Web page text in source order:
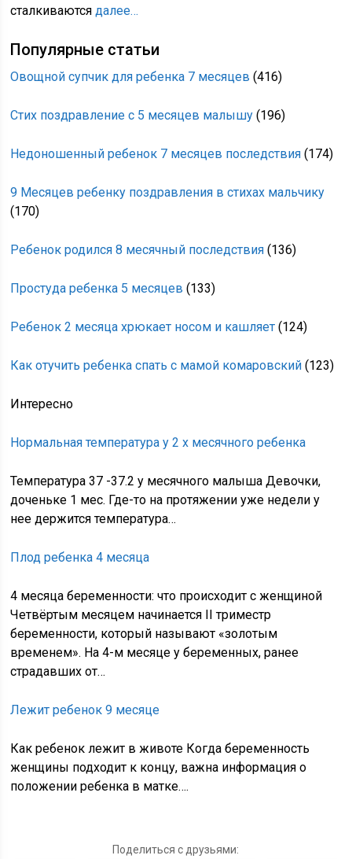
сталкиваютсядалее…
Популярные статьи
Овощной супчик для ребенка 7 месяцев (416)
Стих поздравление с 5 месяцев малышу (196)
Недоношенный ребенок 7 месяцев последствия (174)
9 Месяцев ребенку поздравления в стихах мальчику
(170)
Ребенок родился 8 месячный последствия (136)
Простуда ребенка 5 месяцев (133)
Ребенок 2 месяца хрюкает носом и кашляет (124)
Как отучить ребенка спать с мамой комаровский (123)
Интересно
Нормальная температура у 2 х месячного ребенка
Температура 37 -37.2 у месячного малыша Девочки,
доченьке 1 мес. Где-то на протяжении уже недели у
нее держится температура…
Плод ребенка 4 месяца
4 месяца беременности: что происходит с женщиной
Четвёртым месяцем начинается II триместр
беременности, который называют «золотым
временем». На 4-м месяце у беременных, ранее
страдавших от…
Лежит ребенок 9 месяце
Как ребенок лежит в животе Когда беременность
женщины подходит к концу, важна информация о
положении ребенка в матке….
Поделиться с друзьями: